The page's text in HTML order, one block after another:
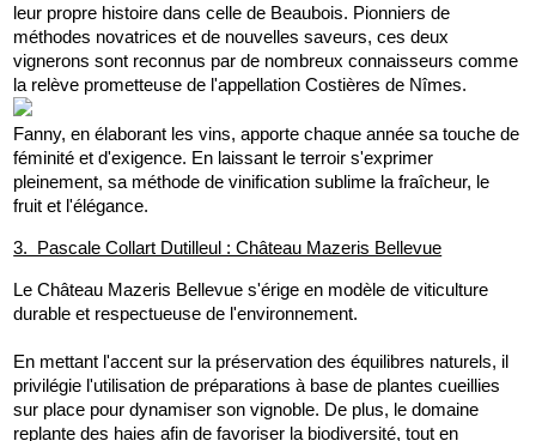
leur propre histoire dans celle de Beaubois. Pionniers de
méthodes novatrices et de nouvelles saveurs, ces deux
vignerons sont reconnus par de nombreux connaisseurs comme
la relève prometteuse de l'appellation Costières de Nîmes.
Fanny, en élaborant les vins, apporte chaque année sa touche de
féminité et d'exigence. En laissant le terroir s'exprimer
pleinement, sa méthode de vinification sublime la fraîcheur, le
fruit et l'élégance.
3.  Pascale Collart Dutilleul : Château Mazeris Bellevue
Le Château Mazeris Bellevue s'érige en modèle de viticulture
durable et respectueuse de l'environnement.
En mettant l'accent sur la préservation des équilibres naturels, il
privilégie l'utilisation de préparations à base de plantes cueillies
sur place pour dynamiser son vignoble. De plus, le domaine
replante des haies afin de favoriser la biodiversité, tout en